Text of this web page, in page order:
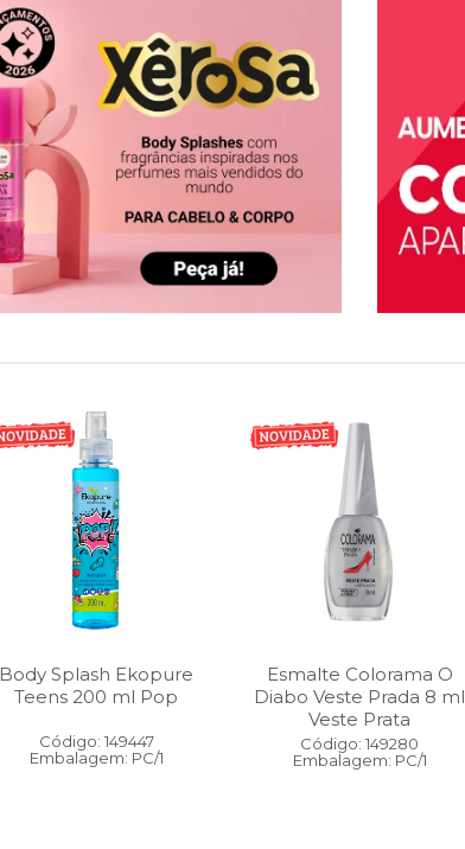
Body Splash Ekopure
Teens 200 ml Pop
Código: 149447
Embalagem: PC/1
Esmalte Colorama O
Diabo Veste Prada 8 ml
Veste Prata
Código: 149280
Embalagem: PC/1